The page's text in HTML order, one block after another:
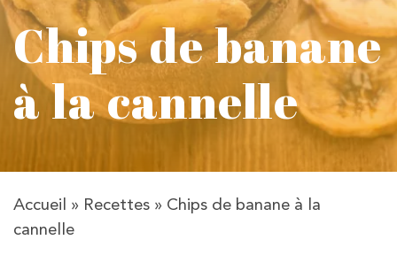
Chips de banane
à la cannelle
Accueil » Recettes » Chips de banane à la
cannelle